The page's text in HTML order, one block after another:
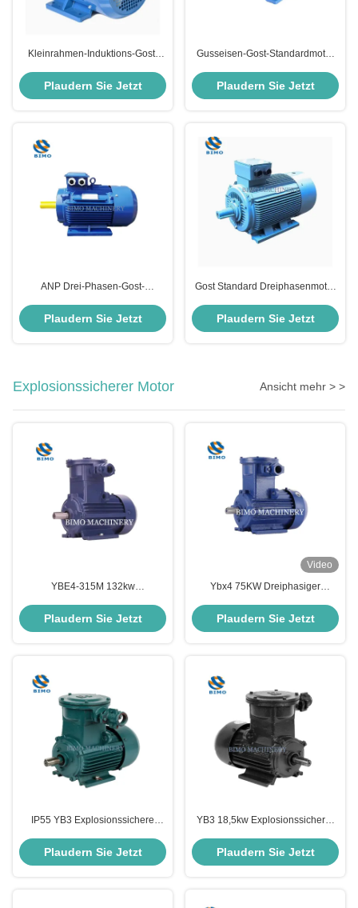
Kleinrahmen-Induktions-Gost-
Asynchroner Wechselstrommotor
Plaudern Sie Jetzt
Gusseisen-Gost-Standardmotor
Dreiphasige asynchrone
Induktions-Elektromotoren
Plaudern Sie Jetzt
ANP Drei-Phasen-Gost-
18,5kw Elektromotor für Russland
Ukraine
Plaudern Sie Jetzt
Gost Standard Dreiphasenmotor
aus Gusseisen
Plaudern Sie Jetzt
Explosionssicherer Motor Ansicht mehr > >
YBE4-315M 132kw
Phase-2-Pole-Elektromotor
Plaudern Sie Jetzt
Video
Ybx4 75KW Dreiphasiger
Reinkupfermotor Geräuscharm
Plaudern Sie Jetzt
IP55 YB3 Explosionssichere
380V 660V 50Hz
Plaudern Sie Jetzt
YB3 18,5kw Explosionssicherer
380V 660V für
Plaudern Sie Jetzt